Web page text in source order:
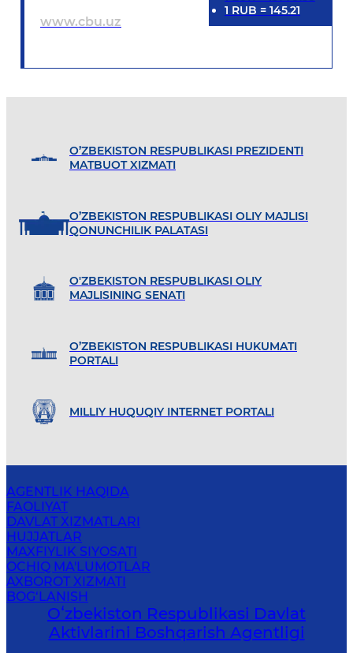
www.cbu.uz
1 RUB = 145.21
O’ZBEKISTON RESPUBLIKASI PREZIDENTI
MATBUOT XIZMATI
O’ZBEKISTON RESPUBLIKASI OLIY MAJLISI
QONUNCHILIK PALATASI
O'ZBEKISTON RESPUBLIKASI OLIY
MAJLISINING SENATI
O’ZBEKISTON RESPUBLIKASI HUKUMATI
PORTALI
MILLIY HUQUQIY INTERNET PORTALI
AGENTLIK HAQIDA
FAOLIYAT
DAVLAT XIZMATLARI
HUJJATLAR
MAXFIYLIK SIYOSATI
OCHIQ MA'LUMOTLAR
AXBOROT XIZMATI
BOG‘LANISH
Oʻzbekiston Respublikasi Davlat
Aktivlarini Boshqarish Agentligi